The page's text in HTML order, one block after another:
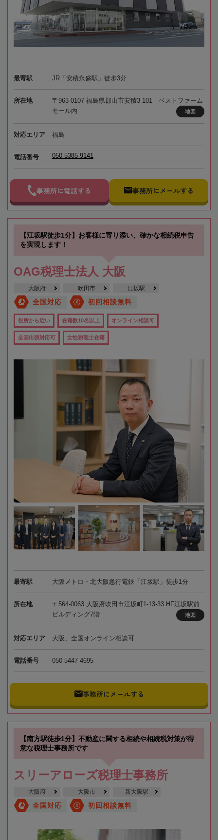
最寄駅 JR「安積永盛駅」徒歩3分
所在地
〒963-0107 福島県郡山市安積3-101 ベストファーム
モール内
地図
対応エリア 福島
電話番号 050-5385-9141
事務所に電話する 事務所にメールする
【江坂駅徒歩1分】お客様に寄り添い、確かな相続税申告
を実現します！
OAG税理士法人 大阪
大阪府 吹田市 江坂駅
全国対応 初回相談無料
役所から近い 在籍数10名以上 オンライン相談可
全国出張対応可 女性税理士在籍
最寄駅 大阪メトロ・北大阪急行電鉄「江坂駅」徒歩1分
所在地
〒564-0063 大阪府吹田市江坂町1-13-33 HF江坂駅前
ビルディング7階
地図
対応エリア 大阪、全国オンライン相談可
電話番号 050-5447-4695
事務所にメールする
【南方駅徒歩1分】不動産に関する相続や相続税対策が得
意な税理士事務所です
スリーアローズ税理士事務所
大阪府 大阪市 新大阪駅
全国対応 初回相談無料